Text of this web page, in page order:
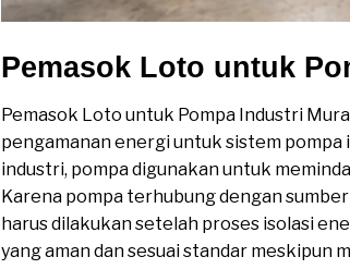
Pemasok Loto untuk
Pemasok Loto untuk Pompa Industri
pengamanan energi untuk sistem
industri, pompa digunakan untuk
Karena pompa terhubung dengan
harus dilakukan setelah proses isolasi
yang aman dan sesuai standar meskipun